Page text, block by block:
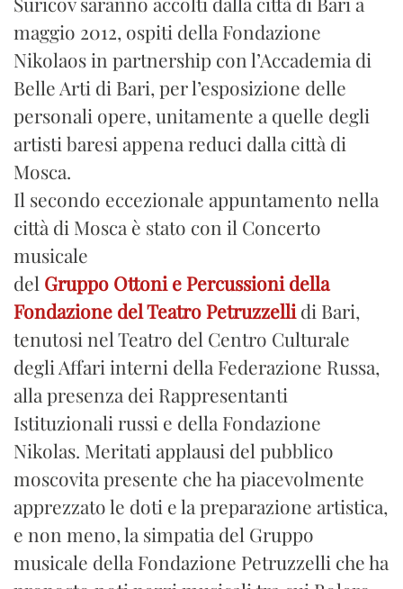
maggio 2012, ospiti della Fondazione
Nikolaos in partnership con l’Accademia di
Belle Arti di Bari, per l’esposizione delle
personali opere, unitamente a quelle degli
artisti baresi appena reduci dalla città di
Mosca.
Il secondo eccezionale appuntamento nella
città di Mosca è stato con il Concerto
musicale
del Gruppo Ottoni e Percussioni della
Fondazione del Teatro Petruzzellidi Bari,
tenutosi nel Teatro del Centro Culturale
degli Affari interni della Federazione Russa,
alla presenza dei Rappresentanti
Istituzionali russi e della Fondazione
Nikolas. Meritati applausi del pubblico
moscovita presente che ha piacevolmente
apprezzato le doti e la preparazione artistica,
e non meno, la simpatia del Gruppo
musicale della Fondazione Petruzzelli che ha